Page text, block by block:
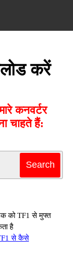
करें
कनवर्टर
चाहते हैं:
को TF1 से मुफ्त
है
से कैसे